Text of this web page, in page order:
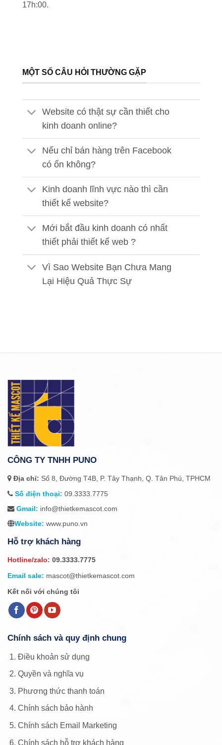
17h:00.
MỘT SỐ CÂU HỎI THƯỜNG GẶP
Website có thật sự cần thiết cho
kinh doanh online?
Nếu chỉ bán hàng trên Facebook
có ổn không?
Kinh doanh lĩnh vực nào thì cần
thiết kế website?
Mới bắt đầu kinh doanh có nhất
thiết phải thiết kế web ?
Vì Sao Website Bạn Chưa Mang
Lại Hiệu Quả Thực Sự
CÔNG TY TNHH PUNO
Địa chỉ: Số 8, Đường T4B, P. Tây Thạnh, Q. Tân Phú, TPHCM
Số điện thoại: 09.3333.7775
Gmail: info@thietkemascot.com
Website: www.puno.vn
Hỗ trợ khách hàng
Hotline/zalo: 09.3333.7775
Email sale: mascot@thietkemascot.com
Kết nối với chúng tôi
Chính sách và quy định chung
Điều khoản sử dụng
Quyền và nghĩa vụ
Phương thức thanh toán
Chính sách bảo hành
Chính sách Email Marketing
Chính sách hỗ trợ khách hàng